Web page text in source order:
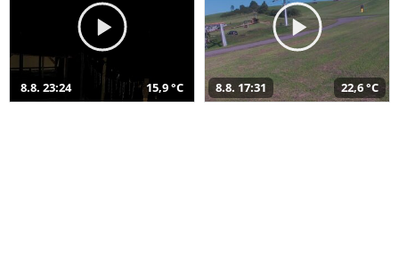
8.8. 23:24 15,9 °C 8.8. 17:31 22,6 °C